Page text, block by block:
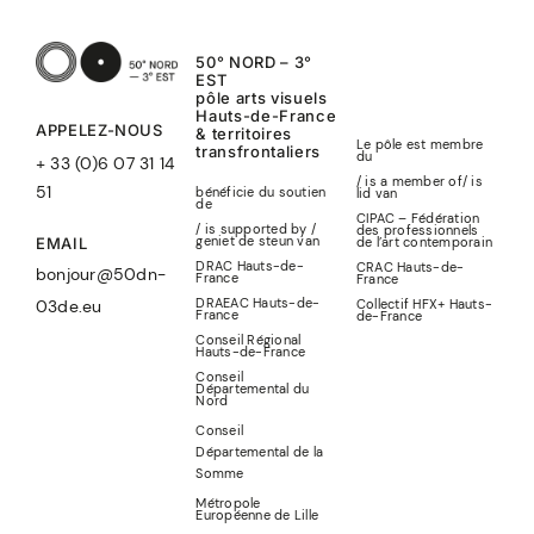
APPELEZ-NOUS
+ 33 (0)6 07 31 14
51
EMAIL
bonjour@50dn-
03de.eu
50° NORD – 3°
EST
pôle arts visuels
Hauts-de-France
& territoires
transfrontaliers
bénéficie du soutien
de
/ is supported by /
geniet de steun van
DRAC Hauts-de-
France
DRAEAC Hauts-de-
France
Conseil Régional
Hauts-de-France
Conseil
Départemental du
Nord
Conseil
Départemental de la
Somme
Métropole
Européenne de Lille
Le pôle est membre
du
/ is a member of/is
lid van
CIPAC – Fédération
des professionnels
de l’art contemporain
CRAC Hauts-de-
France
Collectif HFX+ Hauts-
de-France